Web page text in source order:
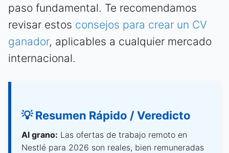
paso fundamental. Te recomendamos
revisar estos consejos para crear un CV
ganador, aplicables a cualquier mercado
internacional.
💡 Resumen Rápido / Veredicto
Al grano: Las ofertas de trabajo remoto en
Nestlé para 2026 son reales, bien remuneradas